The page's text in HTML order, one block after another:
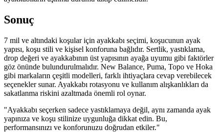
Sonuç
7 mil ve altındaki koşular için ayakkabı seçimi, koşucunun ayak
yapısı, koşu stili ve kişisel konforuna bağlıdır. Sertlik, yastıklama,
drop değeri ve ayakkabının üst yapısının ayağa uyumu gibi faktörler
göz önünde bulundurulmalıdır. New Balance, Puma, Topo ve Hoka
gibi markaların çeşitli modelleri, farklı ihtiyaçlara cevap verebilecek
seçenekler sunar. Ayakkabı rotasyonu ve kullanım alışkanlıkları da
sakatlanma riskini azaltmada önemli rol oynar.
"Ayakkabı seçerken sadece yastıklamaya değil, aynı zamanda ayak
yapınıza ve koşu stilinize uygunluğa dikkat edin. Bu,
performansınızı ve konforunuzu doğrudan etkiler."